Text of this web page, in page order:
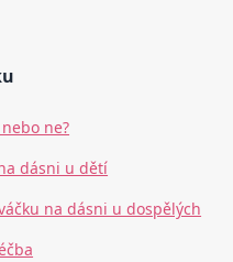
ne?
dásni u dětí
na dásni u dospělých